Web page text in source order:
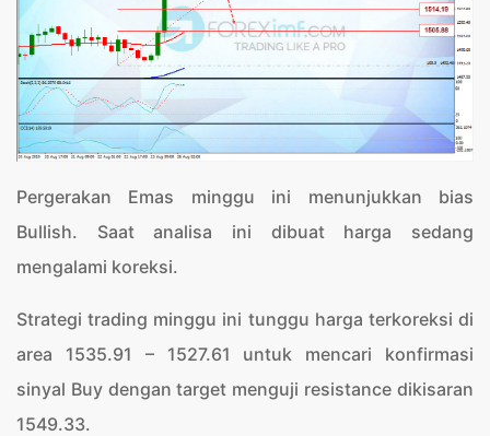
Pergerakan Emas minggu ini menunjukkan bias
Bullish. Saat analisa ini dibuat harga sedang
mengalami koreksi.
Strategi trading minggu ini tunggu harga terkoreksi di
area 1535.91 – 1527.61 untuk mencari konfirmasi
sinyal Buy dengan target menguji resistance dikisaran
1549.33.